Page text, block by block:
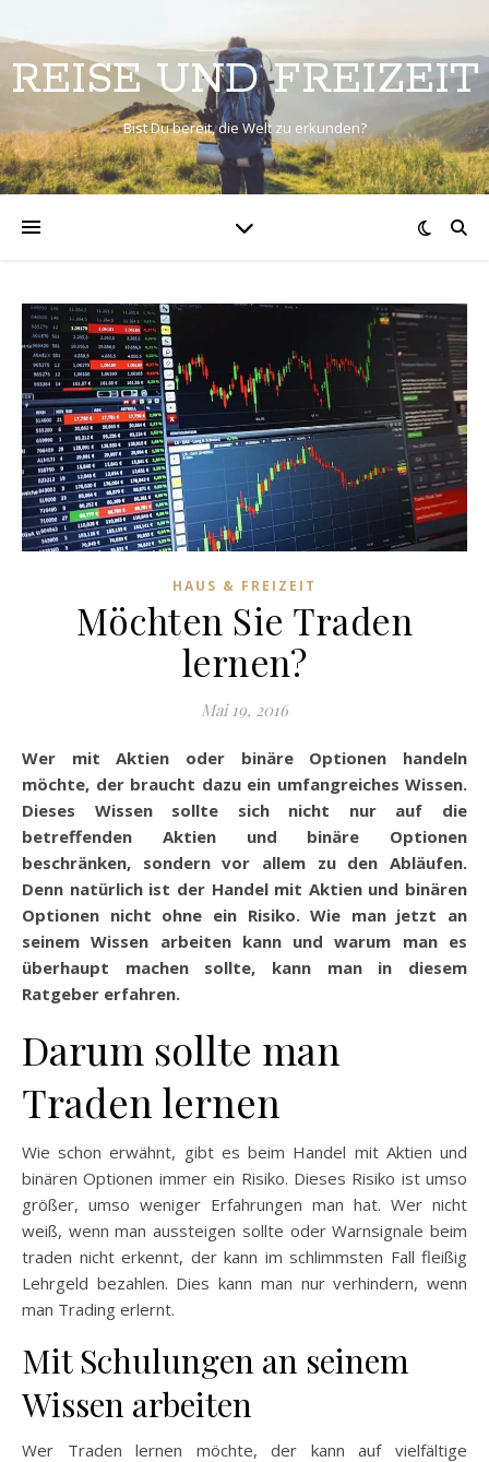
REISE UND FREIZEIT
Bist Du bereit, die Welt zu erkunden?
HAUS & FREIZEIT
Möchten Sie Traden
lernen?
Mai 19, 2016
Wer mit Aktien oder binäre Optionen handeln
möchte, der braucht dazu ein umfangreiches Wissen.
Dieses Wissen sollte sich nicht nur auf die
betreffenden Aktien und binäre Optionen
beschränken, sondern vor allem zu den Abläufen.
Denn natürlich ist der Handel mit Aktien und binären
Optionen nicht ohne ein Risiko. Wie man jetzt an
seinem Wissen arbeiten kann und warum man es
überhaupt machen sollte, kann man in diesem
Ratgeber erfahren.
Darum sollte man
Traden lernen
Wie schon erwähnt, gibt es beim Handel mit Aktien und
binären Optionen immer ein Risiko. Dieses Risiko ist umso
größer, umso weniger Erfahrungen man hat. Wer nicht
weiß, wenn man aussteigen sollte oder Warnsignale beim
traden nicht erkennt, der kann im schlimmsten Fall fleißig
Lehrgeld bezahlen. Dies kann man nur verhindern, wenn
man Trading erlernt.
Mit Schulungen an seinem
Wissen arbeiten
Wer Traden lernen möchte, der kann auf vielfältige